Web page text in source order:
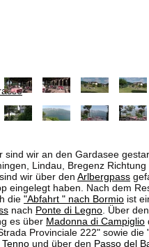
sind wir an den Gardasee
Lindau, Bregenz
wir über den Arlbergpass
eingelegt haben. Nach dem
die "Abfahrt " nach Bormio ist
nach Ponte di Legno . Über den
es über Madonna di Campiglio
Provinciale 222" sowie
und über den Passo del